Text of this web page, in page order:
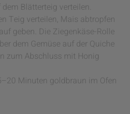
Blätterteig verteilen.
Teig verteilen, Mais abtropfen
geben. Die Ziegenkäse-Rolle
dem Gemüse auf der Quiche
zum Abschluss mit Honig
Minuten goldbraun im Ofen